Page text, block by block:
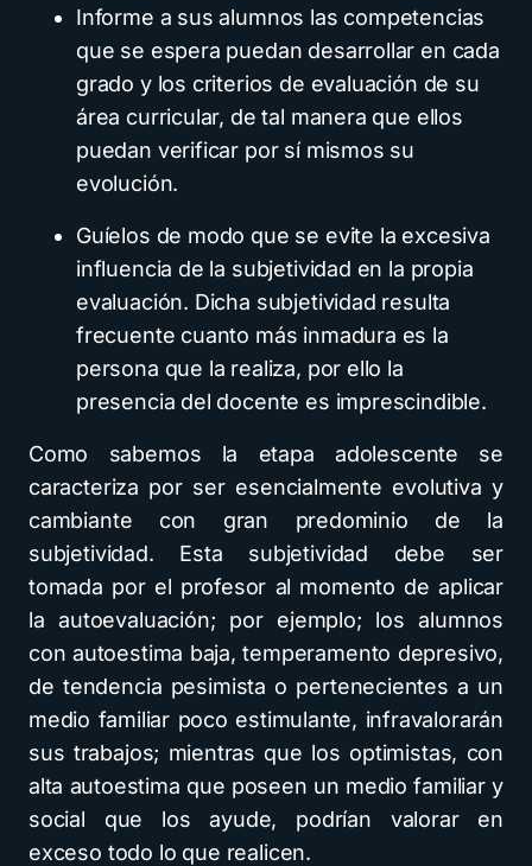
Informe a sus alumnos las competencias
que se espera puedan desarrollar en cada
grado y los criterios de evaluación de su
área curricular, de tal manera que ellos
puedan verificar por sí mismos su
evolución.
Guíelos de modo que se evite la excesiva
influencia de la subjetividad en la propia
evaluación. Dicha subjetividad resulta
frecuente cuanto más inmadura es la
persona que la realiza, por ello la
presencia del docente es imprescindible.
Como sabemos la etapa adolescente se
caracteriza por ser esencialmente evolutiva y
cambiante con gran predominio de la
subjetividad. Esta subjetividad debe ser
tomada por el profesor al momento de aplicar
la autoevaluación; por ejemplo; los alumnos
con autoestima baja, temperamento depresivo,
de tendencia pesimista o pertenecientes a un
medio familiar poco estimulante, infravalorarán
sus trabajos; mientras que los optimistas, con
alta autoestima que poseen un medio familiar y
social que los ayude, podrían valorar en
exceso todo lo que realicen.